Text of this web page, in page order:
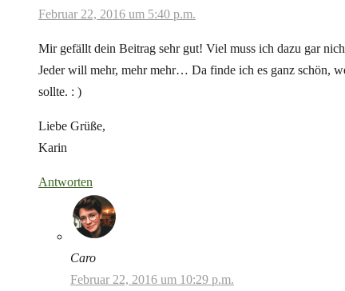
Februar 22, 2016 um 5:40 p.m.
Mir gefällt dein Beitrag sehr gut! Viel muss ich dazu gar
Jeder will mehr, mehr mehr… Da finde ich es ganz schön,
sollte. : )
Liebe Grüße,
Karin
Antworten
Caro
Februar 22, 2016 um 10:29 p.m.